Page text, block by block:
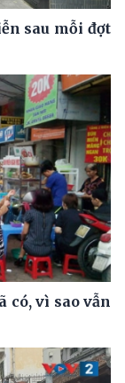
sau mỗi đợt
có, vì sao vẫn